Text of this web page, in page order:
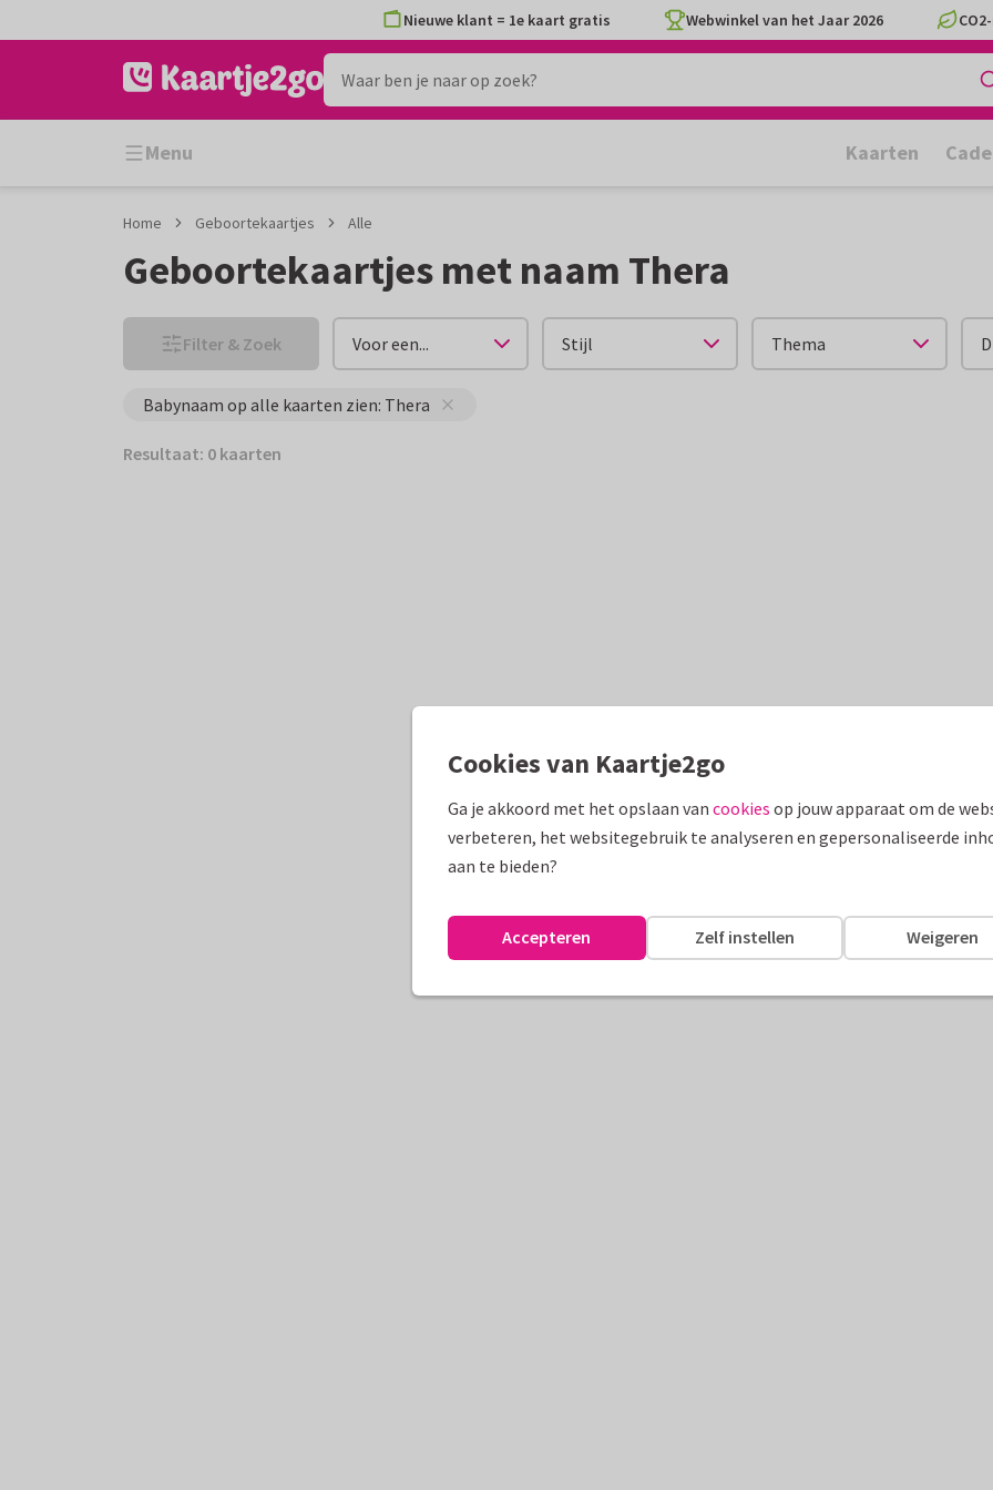
naar
naar
Nieuwe klant = 1e kaart gratis Webwinkel van het Jaar 2026
Menu Kaarten
Home Geboortekaartjes Alle
Geboortekaartjes met naam Thera
Filter & Zoek Voor een... Stijl Thema
Babynaam op alle kaarten zien: Thera
Resultaat: 0 kaarten
Cookies van Kaartje2go
Ga je akkoord met het opslaan van cookies op jouw apparaat om de
verbeteren, het websitegebruik te analyseren en gepersonaliseerde
aan te bieden?
Weigeren
Zelf instellen
Accepteren